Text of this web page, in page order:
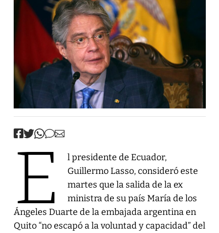
E
l presidente de Ecuador,
Guillermo Lasso, consideró este
martes que la salida de la ex
ministra de su país María de los
Ángeles Duarte de la embajada argentina en
Quito “no escapó a la voluntad y capacidad” del